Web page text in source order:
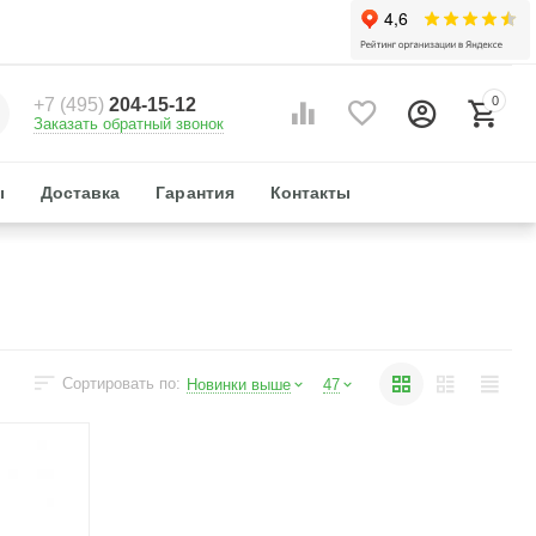
+7 (495)204-15-12
Заказать обратный звонок
0
Доставка Гарантия Контакты
Сортировать по: Новинки выше 47